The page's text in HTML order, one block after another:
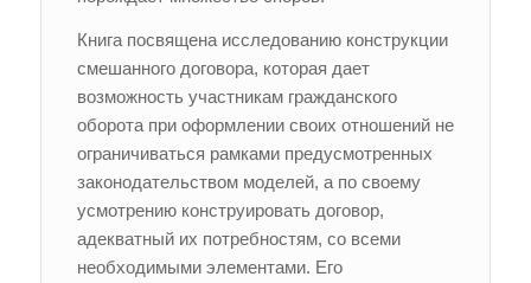
Книга посвящена исследованию конструкции
смешанного договора, которая дает
возможность участникам гражданского
оборота при оформлении своих отношений не
ограничиваться рамками предусмотренных
законодательством моделей, а по своему
усмотрению конструировать договор,
адекватный их потребностям, со всеми
необходимыми элементами. Его